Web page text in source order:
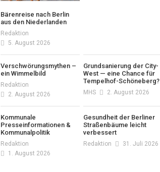
Bärenreise nach Berlin
aus den Niederlanden
Redaktion
5. August 2026
Verschwörungsmythen –
ein Wimmelbild
Redaktion
2. August 2026
Grundsanierung der City-
West — eine Chance für
Tempelhof-Schöneberg?
MHS 2. August 2026
Kommunale
Presseinformationen &
Kommunalpolitik
Redaktion
1. August 2026
Gesundheit der Berliner
Straßenbäume leicht
verbessert
Redaktion 31. Juli 2026